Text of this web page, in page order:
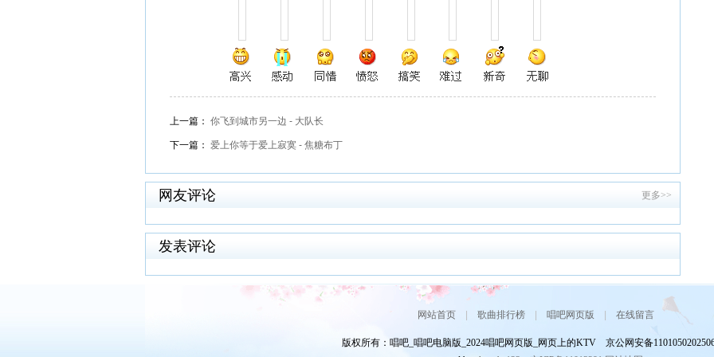
上一篇： 你飞到城市另一边 - 大队长
下一篇： 爱上你等于爱上寂寞 - 焦糖布丁
更多>>
网友评论
发表评论
网站首页| 歌曲排行榜| 唱吧网页版 在线留言
版权所有：唱吧_唱吧电脑版_2024唱吧网页版_网页上的KTV 京公网安备